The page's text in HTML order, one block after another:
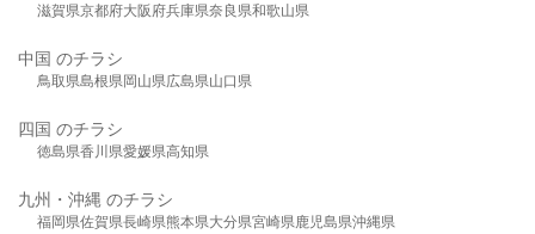
滋賀県京都府大阪府兵庫県奈良県和歌山県
中国 のチラシ
鳥取県島根県岡山県広島県山口県
四国 のチラシ
徳島県香川県愛媛県高知県
九州・沖縄 のチラシ
福岡県佐賀県長崎県熊本県大分県宮崎県鹿児島県沖縄県